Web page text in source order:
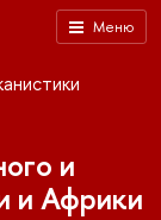
Меню
и
и Африки